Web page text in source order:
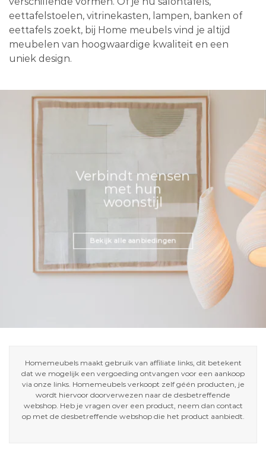
eettafelstoelen, vitrinekasten, lampen, banken of
eettafels zoekt, bij Home meubels vind je altijd
meubelen van hoogwaardige kwaliteit en een
uniek design.
Verbindt mensen
met hun
woonstijl
Bekijk alle aanbiedingen
Homemeubels maakt gebruik van affiliate links, dit betekent
dat we mogelijk een vergoeding ontvangen voor een aankoop
via onze links. Homemeubels verkoopt zelf géén producten, je
wordt hiervoor doorverwezen naar de desbetreffende
webshop. Heb je vragen over een product, neem dan contact
op met de desbetreffende webshop die het product aanbiedt.